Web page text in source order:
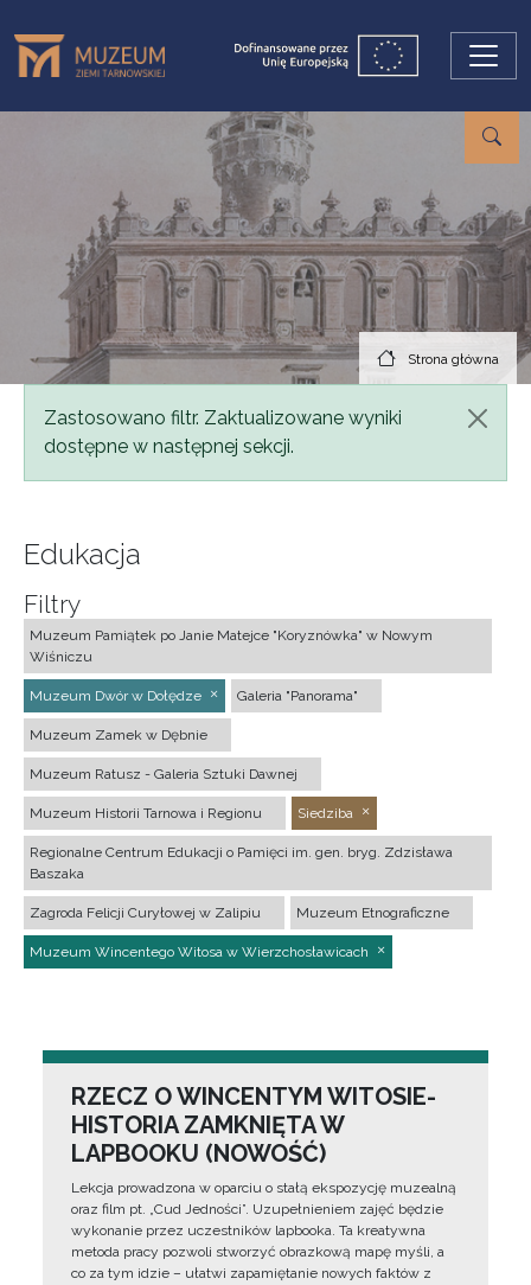
Strona główna
Komunikat
Zastosowano filtr. Zaktualizowane wyniki
dostępne w następnej sekcji.
Edukacja
Filtry
Muzeum Pamiątek po Janie Matejce "Koryznówka" w Nowym
Wiśniczu
Muzeum Dwór w Dołędze Galeria "Panorama"
Muzeum Zamek w Dębnie
Muzeum Ratusz - Galeria Sztuki Dawnej
Muzeum Historii Tarnowa i Regionu Siedziba
Regionalne Centrum Edukacji o Pamięci im. gen. bryg. Zdzisława
Baszaka
Zagroda Felicji Curyłowej w Zalipiu Muzeum Etnograficzne
Muzeum Wincentego Witosa w Wierzchosławicach
RZECZ O WINCENTYM WITOSIE-
HISTORIA ZAMKNIĘTA W
LAPBOOKU (NOWOŚĆ)
Lekcja prowadzona w oparciu o stałą ekspozycję muzealną
oraz film pt. „Cud Jedności”. Uzupełnieniem zajęć będzie
wykonanie przez uczestników lapbooka. Ta kreatywna
metoda pracy pozwoli stworzyć obrazkową mapę myśli, a
co za tym idzie – ułatwi zapamiętanie nowych faktów z